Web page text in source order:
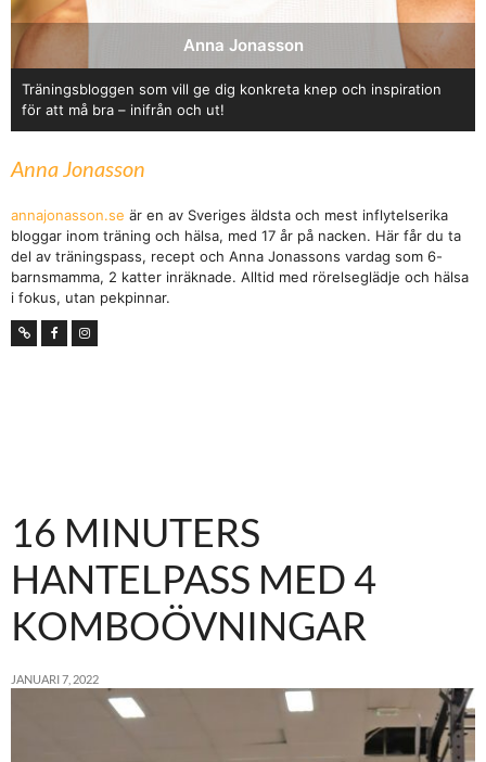
Anna Jonasson
Träningsbloggen som vill ge dig konkreta knep och inspiration
för att må bra – inifrån och ut!
Anna Jonasson
annajonasson.se är en av Sveriges äldsta och mest inflytelserika
bloggar inom träning och hälsa, med 17 år på nacken. Här får du ta
del av träningspass, recept och Anna Jonassons vardag som 6-
barnsmamma, 2 katter inräknade. Alltid med rörelseglädje och hälsa
i fokus, utan pekpinnar.
16 MINUTERS
HANTELPASS MED 4
KOMBOÖVNINGAR
JANUARI 7, 2022